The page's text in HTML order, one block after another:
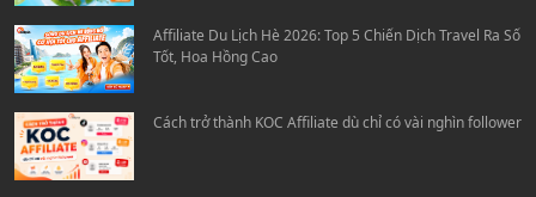
Affiliate Du Lịch Hè 2026: Top 5 Chiến Dịch Travel Ra Số
Tốt, Hoa Hồng Cao
Cách trở thành KOC Affiliate dù chỉ có vài nghìn follower